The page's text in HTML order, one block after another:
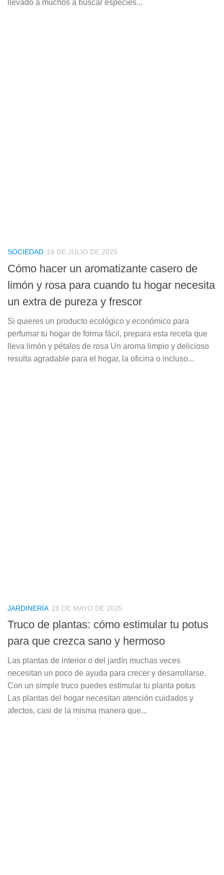
llevado a muchos a buscar especies...
SOCIEDAD 16 DE JULIO DE 2025
Cómo hacer un aromatizante casero de
limón y rosa para cuando tu hogar necesita
un extra de pureza y frescor
Si quieres un producto ecológico y económico para
perfumar tu hogar de forma fácil, prepara esta receta que
lleva limón y pétalos de rosa Un aroma limpio y delicioso
resulta agradable para el hogar, la oficina o incluso...
JARDINERÍA 28 DE MAYO DE 2025
Truco de plantas: cómo estimular tu potus
para que crezca sano y hermoso
Las plantas de interior o del jardín muchas veces
necesitan un poco de ayuda para crecer y desarrollarse.
Con un simple truco puedes estimular tu planta potus
Las plantas del hogar necesitan atención cuidados y
afectos, casi de la misma manera que...